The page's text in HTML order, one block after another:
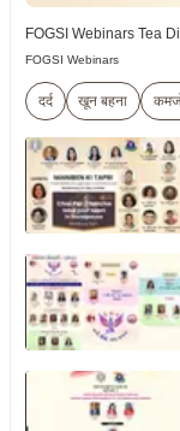
FOGSI Webinars Tea
FOGSI Webinars
दर्द खून बहना